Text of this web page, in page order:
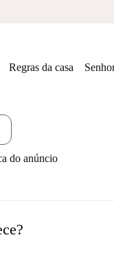
Regras da casa
do anúncio